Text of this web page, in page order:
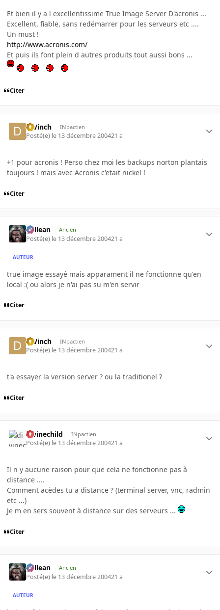
Et bien il y a l excellentissime True Image Server D'acronis ...
Excellent, fiable, sans redémarrer pour les serveurs etc ....
Un must !
http://www.acronis.com/
Et puis ils font plein d autres produits tout aussi bons ...
Citer
DjVinch INpactien
Posté(e) le 13 décembre 200421 a
+1 pour acronis ! Perso chez moi les backups norton plantais
toujours ! mais avec Acronis c'etait nickel !
Citer
gallean Ancien
Posté(e) le 13 décembre 200421 a
AUTEUR
true image essayé mais apparament il ne fonctionne qu'en
local :( ou alors je n'ai pas su m'en servir
Citer
DjVinch INpactien
Posté(e) le 13 décembre 200421 a
t'a essayer la version server ? ou la traditionel ?
Citer
divinechild INpactien
Posté(e) le 13 décembre 200421 a
Il n y aucune raison pour que cela ne fonctionne pas à
distance ....
Comment acèdes tu a distance ? (terminal server, vnc, radmin
etc ...)
Je m en sers souvent à distance sur des serveurs ...
Citer
gallean Ancien
Posté(e) le 13 décembre 200421 a
AUTEUR